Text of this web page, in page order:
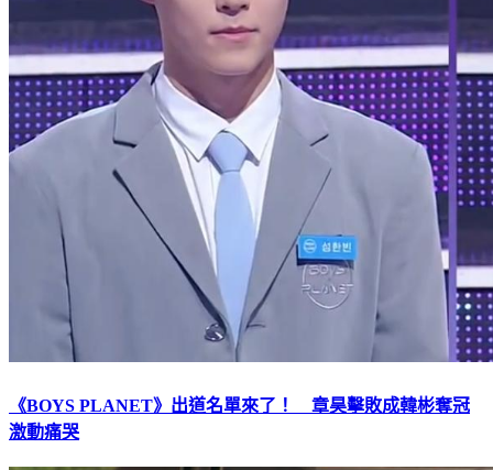
《BOYS PLANET》出道名單來了！ 章昊擊敗成韓彬奪冠
激動痛哭